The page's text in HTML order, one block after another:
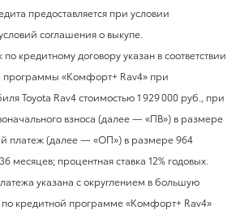
предоставляется при условии
соглашения о выкупе.
кредитному договору указан в соответствии
программы «Комфорт+ Rav4» при
Toyota Rav4 стоимостью 1 929 000 руб., при
взноса (далее — «ПВ») в размере
платеж (далее — «ОП») в размере 964
месяцев; процентная ставка 12% годовых.
указана с округлением в большую
по кредитной программе «Комфорт+ Rav4»